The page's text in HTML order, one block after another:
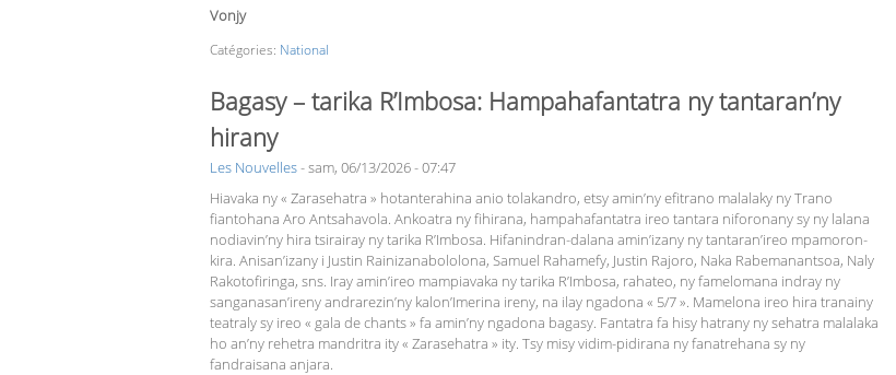
Vonjy
Catégories: National
Bagasy – tarika R’Imbosa: Hampahafantatra ny tantaran’ny
hirany
Les Nouvelles-sam, 06/13/2026 - 07:47
Hiavaka ny « Zarasehatra » hotanterahina anio tolakandro, etsy amin’ny efitrano malalaky ny Trano
fiantohana Aro Antsahavola. Ankoatra ny fihirana, hampahafantatra ireo tantara niforonany sy ny lalana
nodiavin’ny hira tsirairay ny tarika R’Imbosa. Hifanindran-dalana amin’izany ny tantaran’ireo mpamoron-
kira. Anisan’izany i Justin Rainizanabololona, Samuel Rahamefy, Justin Rajoro, Naka Rabemanantsoa, Naly
Rakotofiringa, sns. Iray amin’ireo mampiavaka ny tarika R’Imbosa, rahateo, ny famelomana indray ny
sanganasan’ireny andrarezin’ny kalon’Imerina ireny, na ilay ngadona « 5/7 ». Mamelona ireo hira tranainy
teatraly sy ireo « gala de chants » fa amin’ny ngadona bagasy. Fantatra fa hisy hatrany ny sehatra malalaka
ho an’ny rehetra mandritra ity « Zarasehatra » ity. Tsy misy vidim-pidirana ny fanatrehana sy ny
fandraisana anjara.